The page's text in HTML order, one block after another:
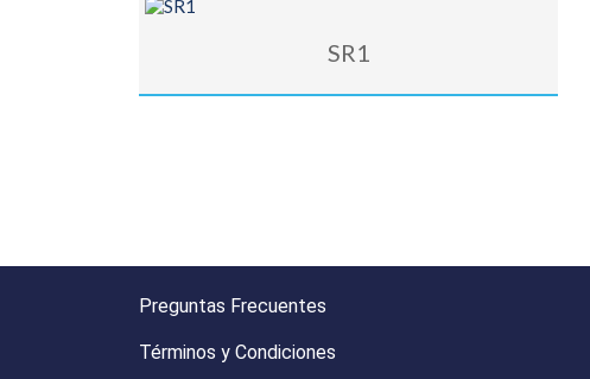
SR1
Preguntas Frecuentes
Términos y Condiciones